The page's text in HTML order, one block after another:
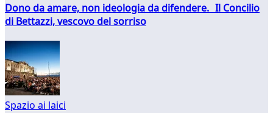
Dono da amare, non ideologia da difendere. Il Concilio
di Bettazzi, vescovo del sorriso
Spazio ai laici